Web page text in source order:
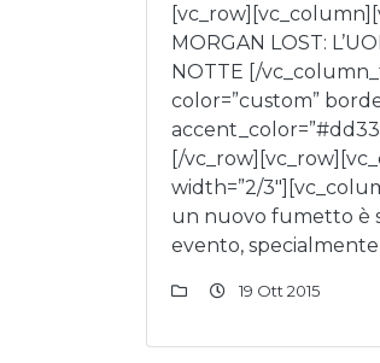
MORGAN LOST:
NOTTE [/
color=”custom”
[/
width=”2/
un nuovo fumetto è
evento,
19 Ott 2015